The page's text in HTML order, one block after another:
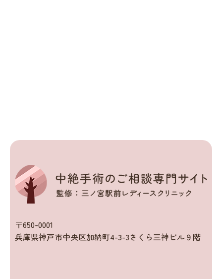
〒650-0001
兵庫県神戸市中央区加納町4-3-3さくら三神ビル９階